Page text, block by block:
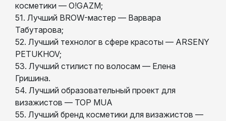
косметики — O!GAZM;
51. Лучший BROW-мастер — Варвара
Табутарова;
52. Лучший технолог в сфере красоты — ARSENY
PETUKHOV;
53. Лучший стилист по волосам — Елена
Гришина.
54. Лучший образовательный проект для
визажистов — TOP MUA
55. Лучший бренд косметики для визажистов —